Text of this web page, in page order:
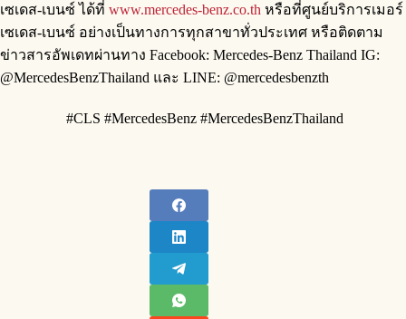
เซเดส-เบนซ์ ได้ที่ www.mercedes-benz.co.th หรือที่ศูนย์บริการเมอร์
เซเดส-เบนซ์ อย่างเป็นทางการทุกสาขาทั่วประเทศ หรือติดตาม
ข่าวสารอัพเดทผ่านทาง Facebook: Mercedes-Benz Thailand IG:
@MercedesBenzThailand และ LINE: @mercedesbenzth
​ #CLS #MercedesBenz #MercedesBenzThailand